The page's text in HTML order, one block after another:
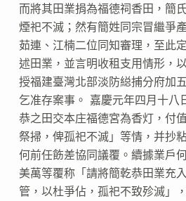
而將其田業捐為福德祠香田，簡
煙祀不滅；然有簡姓同宗冒繼爭
茹連、江楠二位同知審理，至此
述田業，並言明收租支用情形，
授福建臺灣北部淡防縂捕分府加
乞准存案事。 嘉慶元年四月十八
恭之田交本庄福德宮為香灯，付
祭掃，俾孤祀不滅」等情，并抄
何前任飭差協同議覆。續據業戶
美萬等覆称「請將簡乾恭田業充
管，以杜爭佔，孤祀不致殄滅」